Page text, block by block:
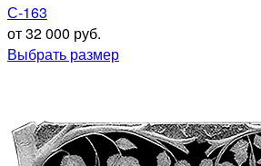
С-163
от 32 000 руб.
Выбрать размер